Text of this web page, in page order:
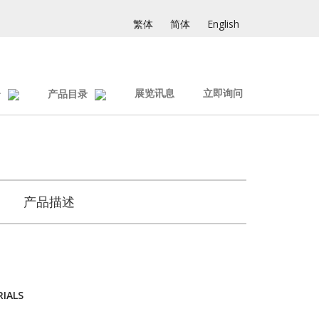
繁体 简体 English
产品目录 展览讯息 立即询问
产品描述